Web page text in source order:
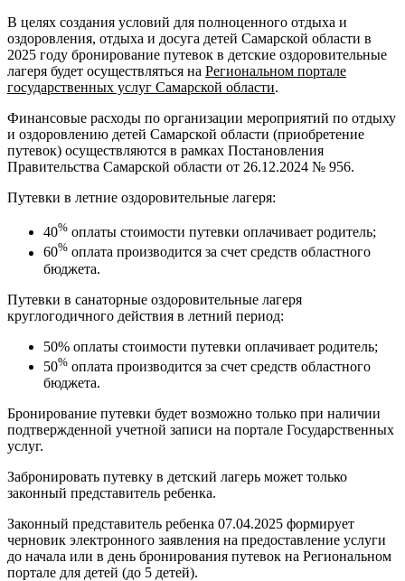
В целях создания условий для полноценного отдыха и
оздоровления, отдыха и досуга детей Самарской области в
2025 году бронирование путевок в детские оздоровительные
лагеря будет осуществляться на Региональном портале
государственных услуг Самарской области.
Финансовые расходы по организации мероприятий по отдыху
и оздоровлению детей Самарской области (приобретение
путевок) осуществляются в рамках Постановления
Правительства Самарской области от 26.12.2024 № 956.
Путевки в летние оздоровительные лагеря:
40% оплаты стоимости путевки оплачивает родитель;
60% оплата производится за счет средств областного
бюджета.
Путевки в санаторные оздоровительные лагеря
круглогодичного действия в летний период:
50% оплаты стоимости путевки оплачивает родитель;
50% оплата производится за счет средств областного
бюджета.
Бронирование путевки будет возможно только при наличии
подтвержденной учетной записи на портале Государственных
услуг.
Забронировать путевку в детский лагерь может только
законный представитель ребенка.
Законный представитель ребенка 07.04.2025 формирует
черновик электронного заявления на предоставление услуги
до начала или в день бронирования путевок на Региональном
портале для детей (до 5 детей).